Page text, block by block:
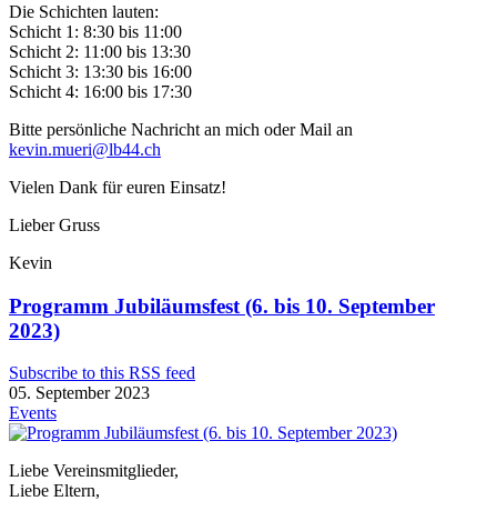
Die Schichten lauten:
Schicht 1: 8:30 bis 11:00
Schicht 2: 11:00 bis 13:30
Schicht 3: 13:30 bis 16:00
Schicht 4: 16:00 bis 17:30
Bitte persönliche Nachricht an mich oder Mail an
kevin.mueri@lb44.ch
Vielen Dank für euren Einsatz!
Lieber Gruss
Kevin
Programm Jubiläumsfest (6. bis 10. September
2023)
Subscribe to this RSS feed
05. September 2023
Events
Liebe Vereinsmitglieder,
Liebe Eltern,